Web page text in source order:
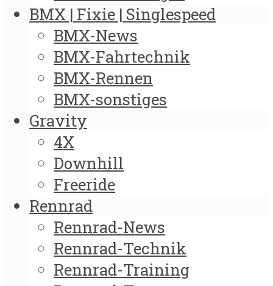
BMX | Fixie | Singlespeed
BMX-News
BMX-Fahrtechnik
BMX-Rennen
BMX-sonstiges
Gravity
4X
Downhill
Freeride
Rennrad
Rennrad-News
Rennrad-Technik
Rennrad-Training